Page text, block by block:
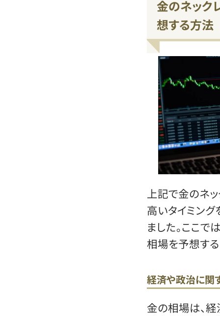
金のネック
想する方法
上記で金のネ
高いタイミン
ました。ここで
相場を予想す
経済や政治に関
金の相場は、